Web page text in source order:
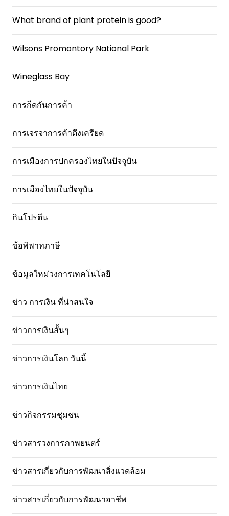
What brand of plant protein is good?
Wilsons Promontory National Park
Wineglass Bay
การกีดกันการค้า
การเจรจาการค้าตึงเครียด
การเมืองการปกครองไทยในปัจจุบัน
การเมืองไทยในปัจจุบัน
กินโปรตีน
ข้อพิพาทภาษี
ข้อมูลใหม่วงการเทคโนโลยี
ข่าว การเงิน ที่น่าสนใจ
ข่าวการเงินสั้นๆ
ข่าวการเงินโลก วันนี้
ข่าวการเงินไทย
ข่าวกิจกรรมชุมชน
ข่าวสารวงการภาพยนตร์
ข่าวสารเกี่ยวกับการพัฒนาสิ่งแวดล้อม
ข่าวสารเกี่ยวกับการพัฒนาอาชีพ